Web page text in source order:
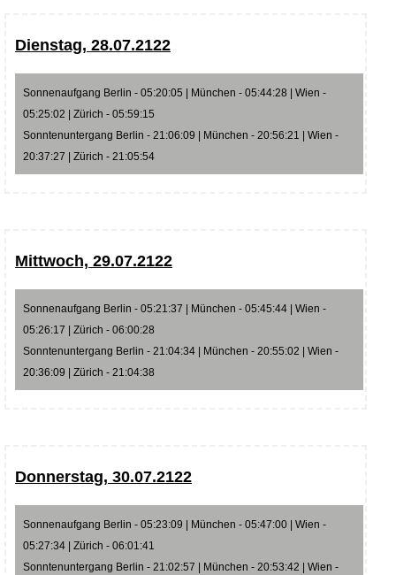
Dienstag, 28.07.2122
Sonnenaufgang Berlin - 05:20:05 | München - 05:44:28 | Wien -
05:25:02 | Zürich - 05:59:15
Sonntenuntergang Berlin - 21:06:09 | München - 20:56:21 | Wien -
20:37:27 | Zürich - 21:05:54
Mittwoch, 29.07.2122
Sonnenaufgang Berlin - 05:21:37 | München - 05:45:44 | Wien -
05:26:17 | Zürich - 06:00:28
Sonntenuntergang Berlin - 21:04:34 | München - 20:55:02 | Wien -
20:36:09 | Zürich - 21:04:38
Donnerstag, 30.07.2122
Sonnenaufgang Berlin - 05:23:09 | München - 05:47:00 | Wien -
05:27:34 | Zürich - 06:01:41
Sonntenuntergang Berlin - 21:02:57 | München - 20:53:42 | Wien -